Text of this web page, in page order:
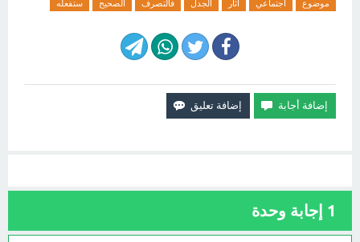
موضوع
اجتماعي أثار الجدل فالتصرف الصحيح ستفعله
1 إجابة وحدة